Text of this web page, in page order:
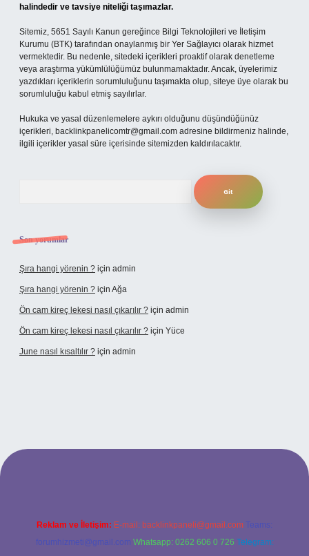
halindedir ve tavsiye niteliği taşımazlar.
Sitemiz, 5651 Sayılı Kanun gereğince Bilgi Teknolojileri ve İletişim
Kurumu (BTK) tarafından onaylanmış bir Yer Sağlayıcı olarak hizmet
vermektedir. Bu nedenle, sitedeki içerikleri proaktif olarak denetleme
veya araştırma yükümlülüğümüz bulunmamaktadır. Ancak, üyelerimiz
yazdıkları içeriklerin sorumluluğunu taşımakta olup, siteye üye olarak bu
sorumluluğu kabul etmiş sayılırlar.
Hukuka ve yasal düzenlemelere aykırı olduğunu düşündüğünüz
içerikleri, backlinkpanelicomtr@gmail.com adresine bildirmeniz halinde,
ilgili içerikler yasal süre içerisinde sitemizden kaldırılacaktır.
Son yorumlar
Şıra hangi yörenin ? için admin
Şıra hangi yörenin ? için Ağa
Ön cam kireç lekesi nasıl çıkarılır ? için admin
Ön cam kireç lekesi nasıl çıkarılır ? için Yüce
June nasıl kısaltılır ? için admin
giriş
Reklam ve İletişim: E-mail: backlinkpaneli@gmail.com Teams:
forumhizmeti@gmail.com Whatsapp: 0262 606 0 726 Telegram: